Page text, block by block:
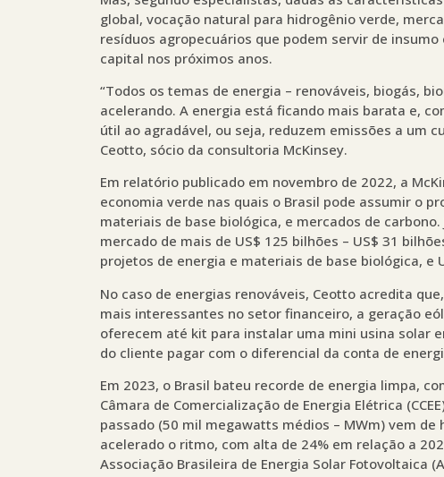
global, vocação natural para hidrogênio verde,
resíduos agropecuários que podem servir de
capital nos próximos anos.
“Todos os temas de energia – renováveis, biogás,
acelerando. A energia está ficando mais barata e,
útil ao agradável, ou seja, reduzem emissões a um
Ceotto, sócio da consultoria McKinsey.
Em relatório publicado em novembro de 2022, a
economia verde nas quais o Brasil pode assumir o
materiais de base biológica, e mercados de
mercado de mais de US$ 125 bilhões – US$ 31
projetos de energia e materiais de base biológica, e
No caso de energias renováveis, Ceotto acredita
mais interessantes no setor financeiro, a geração
oferecem até kit para instalar uma mini usina solar
do cliente pagar com o diferencial da conta de
Em 2023, o Brasil bateu recorde de energia limpa,
Câmara de Comercialização de Energia Elétrica
passado (50 mil megawatts médios – MWm) vem
acelerado o ritmo, com alta de 24% em relação a
Associação Brasileira de Energia Solar Fotovoltaica